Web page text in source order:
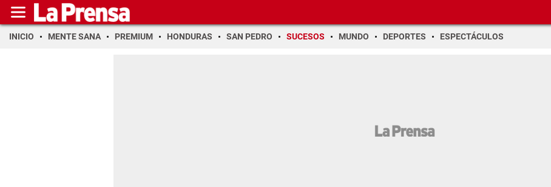
INICIO MENTE SANA PREMIUM HONDURAS SAN PEDRO SUCESOS MUNDO DEPORTES ESPECTÁCULOS